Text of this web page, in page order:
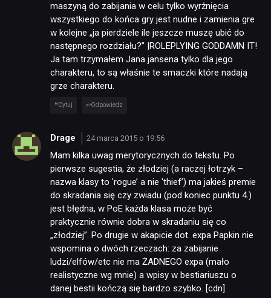
maszyną do zabijania w celu tylko wyrżnięcia
wszystkiego do końca gry jest nudne i zamienia gre
w kolejne „ja pierdziele ile jeszcze muszę ubić do
następnego rozdziału?” |ROLEPLYING GODDAMN IT!
Ja tam trzymałem Jana jansena tylko dla jego
charakteru, to są właśnie te smaczki które nadają
grze charakteru.
Cytuj Odpowiedz
Drage 24 marca 2015 o 19:56
Mam kilka uwag merytorycznych do tekstu. Po
pierwsze sugestia, że złodziej (a raczej łotrzyk –
nazwa klasy to 'rogue’ a nie 'thief’) ma jakieś premie
do skradania się czy zwiadu (pod koniec punktu 4.)
jest błędna, w PoE każda klasa może być
praktycznie równie dobra w skradaniu się co
„złodziej”. Po drugie w akapicie dot. expa Papkin nie
wspomina o dwóch rzeczach: za zabijanie
ludzi/elfów/etc nie ma ŻADNEGO expa (mało
realistyczne wg mnie) a wpisy w bestiariuszu o
danej bestii kończą się bardzo szybko. [cdn]